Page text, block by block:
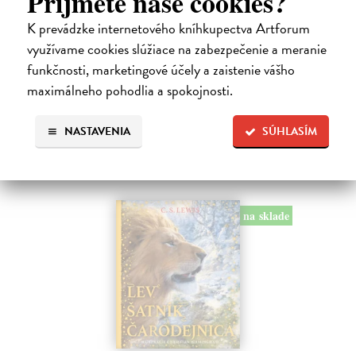
K prevádzke internetového kníhkupectva Artforum
využívame cookies slúžiace na zabezpečenie a meranie
funkčnosti, marketingové účely a zaistenie vášho
maximálneho pohodlia a spokojnosti.
SÚHLASÍM
NASTAVENIA
Dúbravský Andrej| Kniha
Alica je zvedavá mačka, ktorá býva so zvedavým Andrejom. Obaja sú
fascinovaní ríšou hmyzu.
Na sklade ?
28,03 €
na sklade